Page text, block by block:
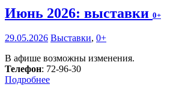
Июнь 2026: выставки 0+
29.05.2026 Выставки, 0+
В афише возможны изменения.
Телефон: 72-96-30
Подробнее